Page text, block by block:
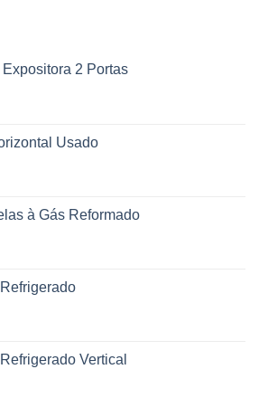
2 Portas
Usado
à Gás Reformado
Vertical